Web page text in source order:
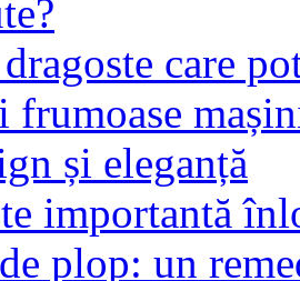
care
frumoase
și eleganță
importantă
plop: un